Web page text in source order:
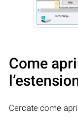
Come
Cercate come